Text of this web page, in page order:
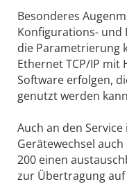
Besonderes
Konfigurations- und
die Parametrierung
Ethernet TCP/IP mit
Software erfolgen,
genutzt werden
Auch an den
Gerätewechsel
200 einen
zur Übertragung auf